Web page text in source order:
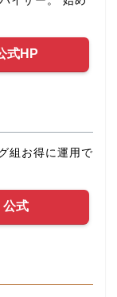
式HP
組お得に運用で
公式